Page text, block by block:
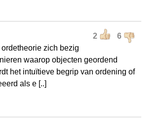
2 6
zich bezig
waarop objecten geordend
het intuïtieve begrip van ordening of
als e [..]